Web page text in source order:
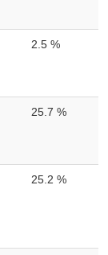
2.5 %
25.7 %
25.2 %